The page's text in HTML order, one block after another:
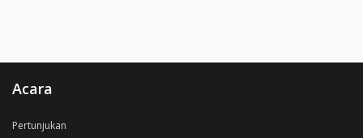
Acara
Pertunjukan